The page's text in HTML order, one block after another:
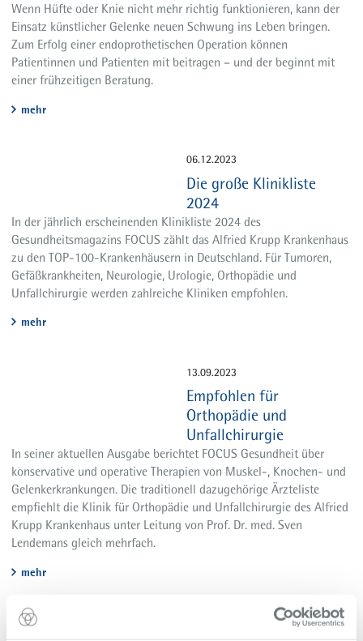
Wenn Hüfte oder Knie nicht mehr richtig funktionieren, kann der
Einsatz künstlicher Gelenke neuen Schwung ins Leben bringen.
Zum Erfolg einer endoprothetischen Operation können
Patientinnen und Patienten mit beitragen – und der beginnt mit
einer frühzeitigen Beratung.
mehr
06.12.2023
Die große Klinikliste
2024
In der jährlich erscheinenden Klinikliste 2024 des
Gesundheitsmagazins FOCUS zählt das Alfried Krupp Krankenhaus
zu den TOP-100-Krankenhäusern in Deutschland. Für Tumoren,
Gefäßkrankheiten, Neurologie, Urologie, Orthopädie und
Unfallchirurgie werden zahlreiche Kliniken empfohlen.
mehr
13.09.2023
Empfohlen für
Orthopädie und
Unfallchirurgie
In seiner aktuellen Ausgabe berichtet FOCUS Gesundheit über
konservative und operative Therapien von Muskel-, Knochen- und
Gelenkerkrankungen. Die traditionell dazugehörige Ärzteliste
empfiehlt die Klinik für Orthopädie und Unfallchirurgie des Alfried
Krupp Krankenhaus unter Leitung von Prof. Dr. med. Sven
Lendemans gleich mehrfach.
mehr